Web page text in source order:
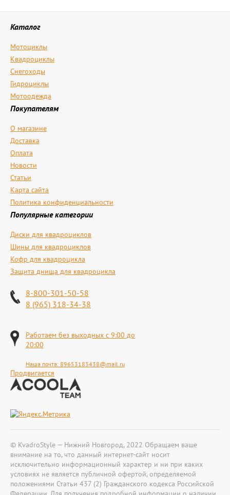
Каталог
Мотоциклы
Квадроциклы
Снегоходы
Гидроциклы
Мотоодежда
Покупателям
О магазине
Доставка
Оплата
Новости
Статьи
Карта сайта
Политика конфиденциальности
Популярные категории
Диски для квадроциклов
Шины для квадроциклов
Кофр для квадроцикла
Защита днища для квадроцикла
8-800-301-50-58
8 (965) 318-34-38
Работаем без выходных с 9:00 до
20:00
Наша почта: 89653183438@mail.ru
Продвигается
© KvadroStyle — Нижний Новгород, 2022 Обращаем ваше
внимание на то, что данный интернет-сайт носит
исключительно информационный характер и ни при каких
условиях не является публичной офертой, определяемой
положениями Статьи 437 (2) Гражданского кодекса Российской